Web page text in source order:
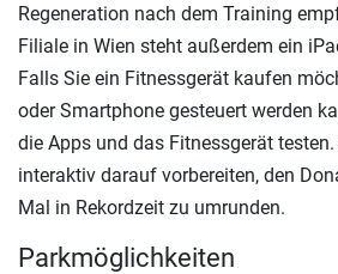
Regeneration nach dem Training
Filiale in Wien steht außerdem ein
Falls Sie ein Fitnessgerät kaufen
oder Smartphone gesteuert werden
die Apps und das Fitnessgerät
interaktiv darauf vorbereiten, den
Mal in Rekordzeit zu umrunden.
Parkmöglichkeiten